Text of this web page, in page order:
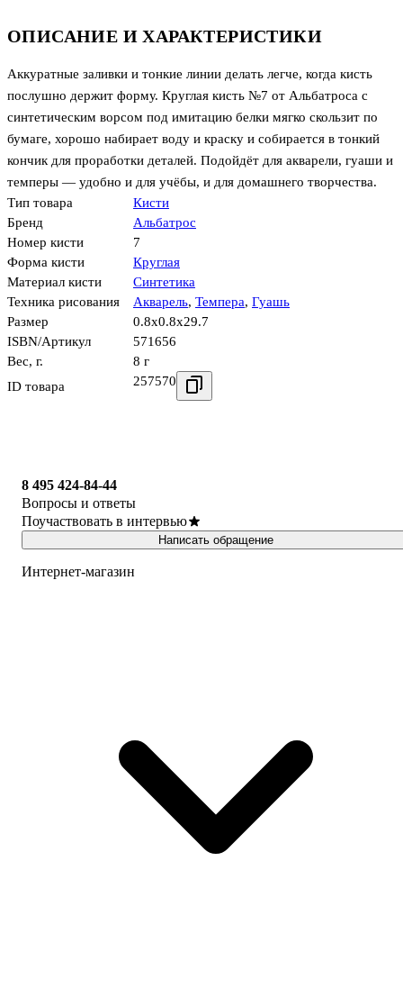
ОПИСАНИЕ И ХАРАКТЕРИСТИКИ
Аккуратные заливки и тонкие линии делать легче, когда кисть
послушно держит форму. Круглая кисть №7 от Альбатроса с
синтетическим ворсом под имитацию белки мягко скользит по
бумаге, хорошо набирает воду и краску и собирается в тонкий
кончик для проработки деталей. Подойдёт для акварели, гуаши и
темперы — удобно и для учёбы, и для домашнего творчества.
Тип товара
Кисти
Бренд
Альбатрос
Номер кисти
7
Форма кисти
Круглая
Материал кисти
Синтетика
Техника рисования
Акварель, Темпера, Гуашь
Размер
0.8x0.8x29.7
ISBN/Артикул
571656
Вес, г.
8 г
ID товара
257570
8 495 424-84-44
Вопросы и ответы
Поучаствовать в интервью
Написать обращение
Интернет-магазин